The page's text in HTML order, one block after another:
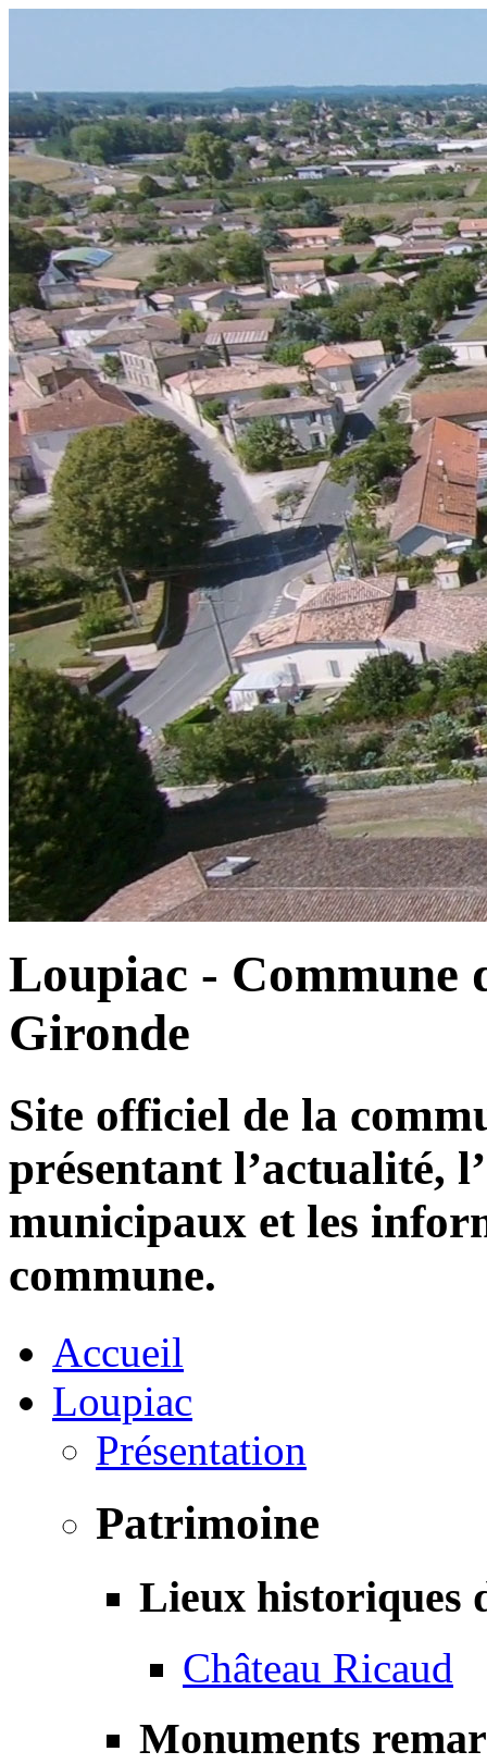
Loupiac - Commune
Gironde
Site officiel de la
présentant l’actualité,
municipaux et les
commune.
Accueil
Loupiac
Présentation
Patrimoine
Lieux historiques
Château Ricaud
Monuments